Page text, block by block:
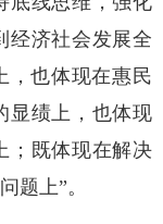
经济社会发展全
，也体现在惠民
显绩上，也体现
；既体现在解决
题上”。